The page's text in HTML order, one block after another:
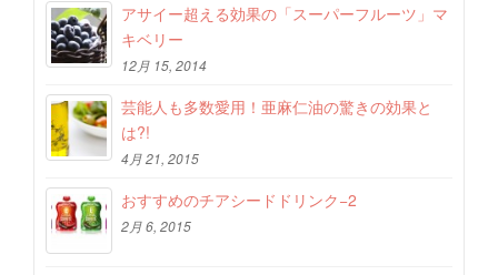
アサイー超える効果の「スーパーフルーツ」マ
キベリー
12月 15, 2014
芸能人も多数愛用！亜麻仁油の驚きの効果と
は?!
4月 21, 2015
おすすめのチアシードドリンク−2
2月 6, 2015